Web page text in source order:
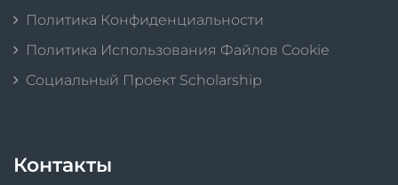
Политика Конфиденциальности
Политика Использования Файлов Cookie
Социальный Проект Scholarship
Контакты